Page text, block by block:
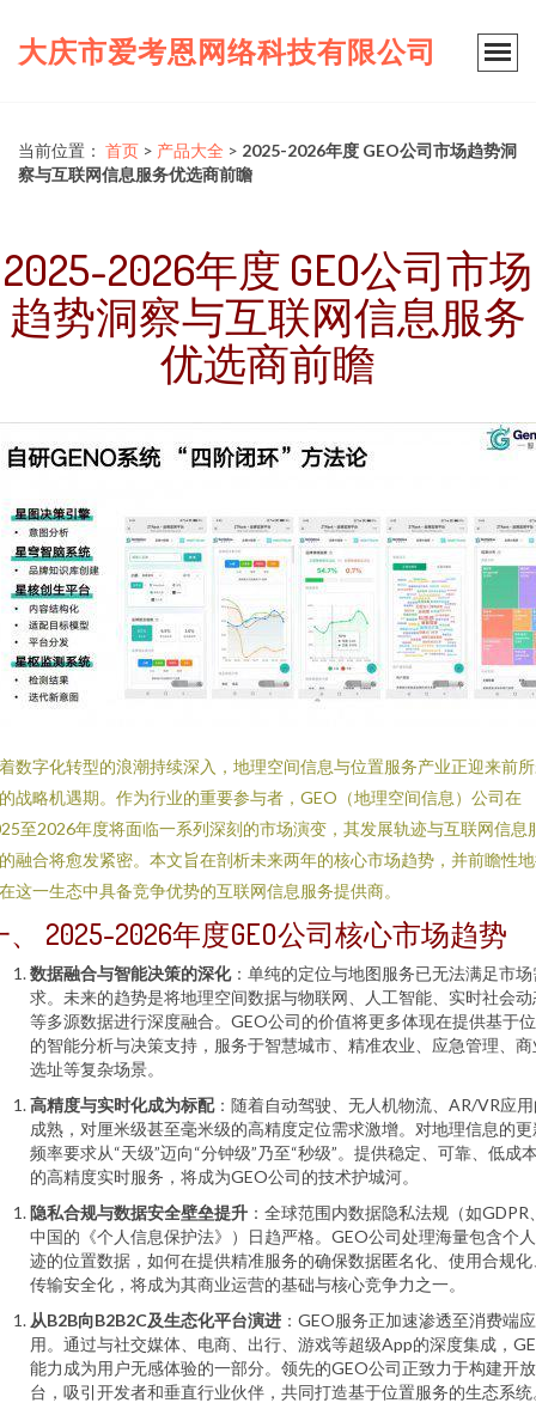
大庆市爱考恩网络科技有限公司
当前位置： 首页 > 产品大全 > 2025-2026年度 GEO公司市场趋势洞
察与互联网信息服务优选商前瞻
2025-2026年度 GEO公司市场
趋势洞察与互联网信息服务
优选商前瞻
数字化转型的浪潮持续深入，地理空间信息与位置服务产业正迎来前
战略机遇期。作为行业的重要参与者，GEO（地理空间信息）公司在
至2026年度将面临一系列深刻的市场演变，其发展轨迹与互联网信息
融合将愈发紧密。本文旨在剖析未来两年的核心市场趋势，并前瞻性
这一生态中具备竞争优势的互联网信息服务提供商。
、 2025-2026年度GEO公司核心市场趋势
数据融合与智能决策的深化：单纯的定位与地图服务已无法满足市场
求。未来的趋势是将地理空间数据与物联网、人工智能、实时社会动
等多源数据进行深度融合。GEO公司的价值将更多体现在提供基于
的智能分析与决策支持，服务于智慧城市、精准农业、应急管理、商
选址等复杂场景。
高精度与实时化成为标配：随着自动驾驶、无人机物流、AR/VR应
成熟，对厘米级甚至毫米级的高精度定位需求激增。对地理信息的更
频率要求从“天级”迈向“分钟级”乃至“秒级”。提供稳定、可靠、低成
的高精度实时服务，将成为GEO公司的技术护城河。
隐私合规与数据安全壁垒提升 ：全球范围内数据隐私法规（如GDPR
中国的《个人信息保护法》）日趋严格。GEO公司处理海量包含个
迹的位置数据，如何在提供精准服务的确保数据匿名化、使用合规化
传输安全化，将成为其商业运营的基础与核心竞争力之一。
从B2B向B2B2C及生态化平台演进 ：GEO服务正加速渗透至消费端应
用。通过与社交媒体、电商、出行、游戏等超级App的深度集成，
能力成为用户无感体验的一部分。领先的GEO公司正致力于构建开
台，吸引开发者和垂直行业伙伴，共同打造基于位置服务的生态系统